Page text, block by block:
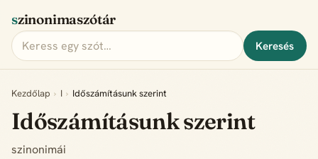
szinonimaszótár
Keresés
Kezdőlap › I › Időszámításunk szerint
Időszámításunk szerint
szinonimái